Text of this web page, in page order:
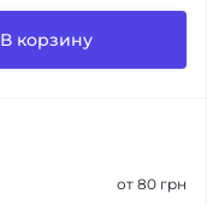
В корзину
от 80 грн